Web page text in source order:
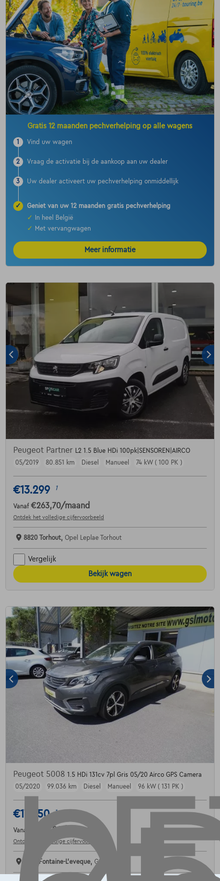
Gratis 12 maanden pechverhelping op alle wagens
1 Vind uw wagen
2 Vraag de activatie bij de aankoop aan uw dealer
3 Uw dealer activeert uw pechverhelping onmiddellijk
✓
Geniet van uw 12 maanden gratis pechverhelping
✓
In heel België
✓
Met vervangwagen
Meer informatie
Peugeot Partner L2 1.5 Blue HDi 100pk|SENSOREN|AIRCO
05/2019
80.851 km Diesel Manueel 74 kW ( 100 PK )
€13.299 1
Vanaf €263,70/maand
Ontdek het volledige cijfervoorbeeld
8820 Torhout, Opel Leplae Torhout
Vergelijk
Bekijk wagen
Peugeot 5008 1.5 HDi 131cv 7pl Gris 05/20 Airco GPS Camera
05/2020
99.036 km Diesel Manueel 96 kW ( 131 PK )
€17.450 1
Vanaf €346,00 /maand
Ontdek het volledige cijfervoorbeeld
6140 Fontaine-L'eveque, GSL Motors